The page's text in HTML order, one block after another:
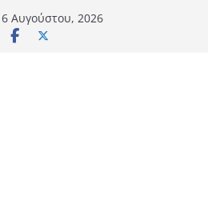
Αυγούστου, 2026